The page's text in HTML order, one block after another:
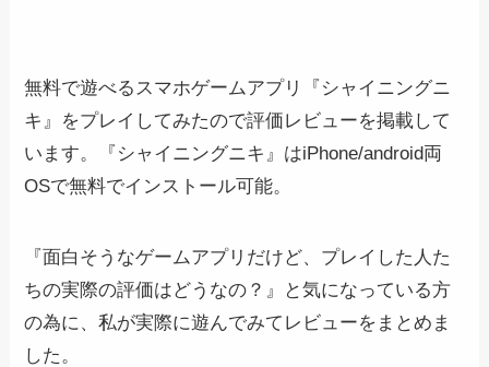
無料で遊べるスマホゲームアプリ『シャイニングニ
キ』をプレイしてみたので評価レビューを掲載して
います。『シャイニングニキ』はiPhone/android両
OSで無料でインストール可能。
『面白そうなゲームアプリだけど、プレイした人た
ちの実際の評価はどうなの？』と気になっている方
の為に、私が実際に遊んでみてレビューをまとめま
した。